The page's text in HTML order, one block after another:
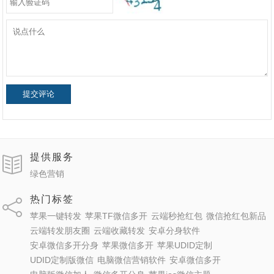
提交评论
提供服务
绿色营销
热门标签
苹果一键转发 苹果TF微信多开 云端秒抢红包 微信抢红包新品
云端转发朋友圈 云端收藏转发 安卓分身软件
安卓微信多开分身 苹果微信多开 苹果UDID定制
UDID定制版微信 电脑微信营销软件 安卓微信多开